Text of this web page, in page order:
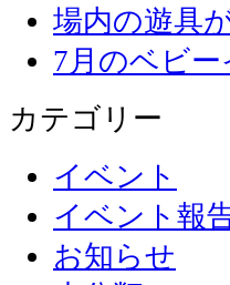
場内の遊具
7月のベビ
カテゴリー
イベント
イベント報
お知らせ